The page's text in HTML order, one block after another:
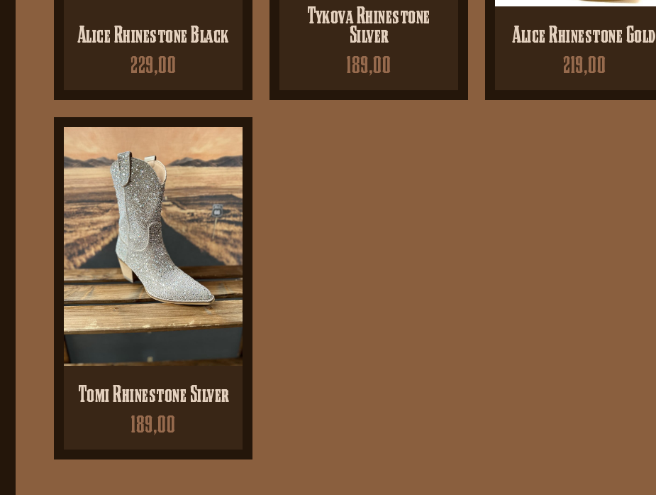
Alice Rhinestone Black
229,00
Tykova Rhinestone
Silver
189,00
Alice Rhinestone Gold
219,00
Tomi Rhinestone Silver
189,00